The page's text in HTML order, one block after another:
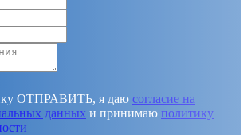
ОТПРАВИТЬ, я даю согласие на
данных и принимаю политику